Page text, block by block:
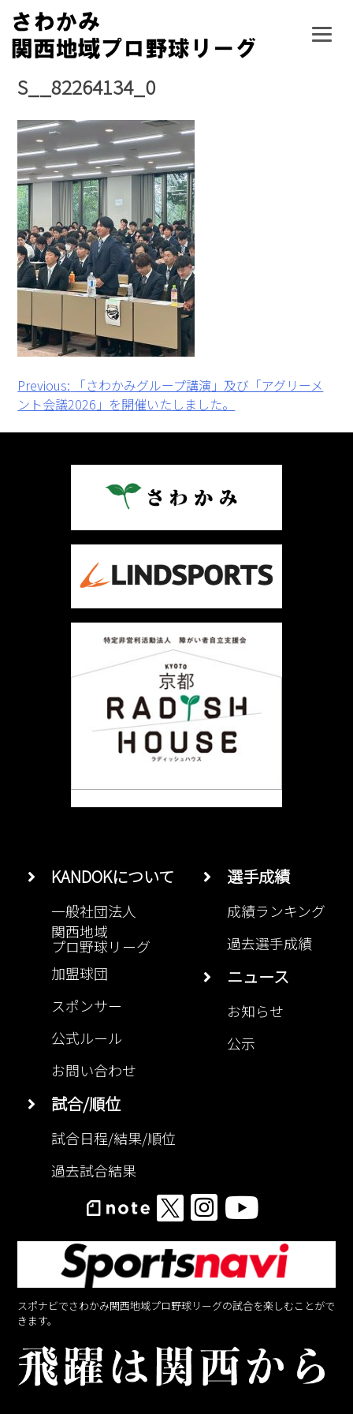
Skip
content
S__82264134_0
投
稿
Previous:
「さわかみグループ講演」及び「アグリーメ
ント会議2026」を開催いたしました。
KANDOKについて
一般社団法人
関西地域
プロ野球リーグ
加盟球団
スポンサー
公式ルール
お問い合わせ
試合/順位
試合日程/結果/順位
過去試合結果
選手成績
成績ランキング
過去選手成績
ニュース
お知らせ
公示
スポナビでさわかみ関西地域プロ野球リーグの試合を楽しむことがで
きます。